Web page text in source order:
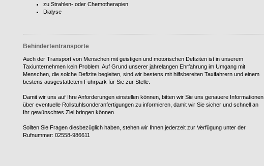
zu Strahlen- oder Chemotherapien
Dialyse
Behindertentransporte
Auch der Transport von Menschen mit geistigen und motorischen Defiziten ist in unserem
Taxiunternehmen kein Problem. Auf Grund unserer jahrelangen Ehrfahrung im Umgang mit
Menschen, die solche Defizite begleiten, sind wir bestens mit hilfsbereiten Taxifahrern und einem
bestens ausgestattetem Fuhrpark für Sie zur Stelle.
Damit wir uns auf Ihre Anforderungen einstellen können, bitten wir Sie uns genauere Informationen
über eventuelle Rollstuhlsonderanfertigungen zu informieren, damit wir Sie sicher und schnell an
Ihr gewünschtes Ziel bringen können.
Sollten Sie Fragen diesbezüglich haben, stehen wir Ihnen jederzeit zur Verfügung unter der
Rufnummer: 02558-986611